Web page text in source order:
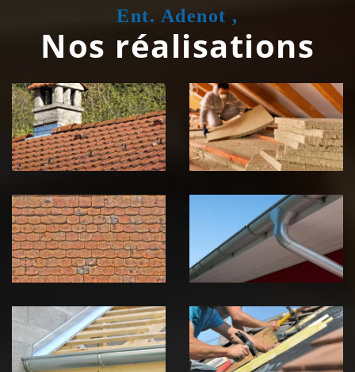
Ent. Adenot ,
Nos réalisations
Couvreur
zingueur 39
Jura
Isolation de
toiture 39
Jura
démoussage de
toiture 39
Jura
pose de
gouttière 39
Jura
Pose de
Chéneau 39
Jura
Réparation de
toiture 39
Jura